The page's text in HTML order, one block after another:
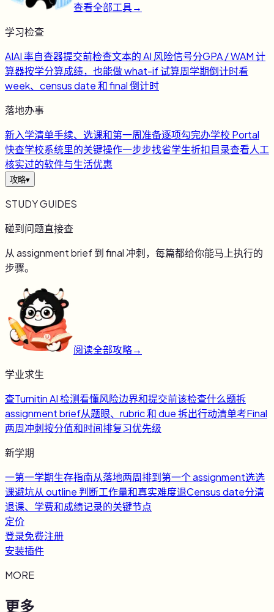
查看全部工具→
学习检查
AIAI 率自查器提交前检查文本的 AI 风险信号分GPA / WAM 计
算器按学分算成绩，也能做 what-if 试算周学期倒计时看
week、census date 和 final 倒计时
落地办事
新入学清单手续、选课和第一周准备逐项勾完办学校 Portal
快查学校系统里的关键操作一步步找省学生折扣目录查看人工
核实过的软件与生活优惠
攻略▾
STUDY GUIDES
碰到问题直接查
从 assignment brief 到 final 冲刺，每篇都给你能马上执行的
步骤。
阅读全部攻略→
学业求生
查Turnitin AI 检测看懂风险边界和提交前该检查什么题拆
assignment brief从题眼、rubric 和 due 拆出行动清单考Final
两周冲刺按分值和时间排复习优先级
新学期
一第一学期生存指南从落地两周排到第一个 assignment选选
课避坑从 outline 判断工作量和真实难度退Census date分清
退课、学费和成绩记录的关键节点
定价
登录免费注册
安装插件
MORE
更多